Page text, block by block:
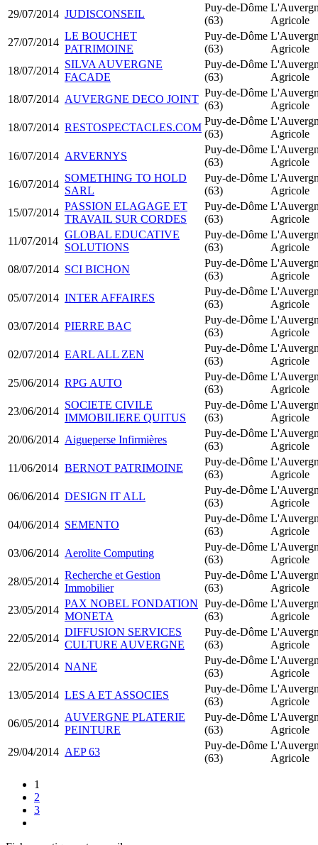
29/07/2014 JUDISCONSEIL
Puy-de-Dôme
(63)
Agricole
27/07/2014
LE BOUCHET
PATRIMOINE
Puy-de-Dôme
(63)
Agricole
18/07/2014
SILVA AUVERGNE
FACADE
Puy-de-Dôme
(63)
Agricole
18/07/2014 AUVERGNE DECO JOINT
Puy-de-Dôme
(63)
Agricole
18/07/2014 RESTOSPECTACLES.COM
Puy-de-Dôme
(63)
Agricole
16/07/2014 ARVERNYS
Puy-de-Dôme
(63)
Agricole
16/07/2014
SOMETHING TO HOLD
SARL
Puy-de-Dôme
(63)
Agricole
15/07/2014
PASSION ELAGAGE ET
TRAVAIL SUR CORDES
Puy-de-Dôme
(63)
Agricole
11/07/2014
GLOBAL EDUCATIVE
SOLUTIONS
Puy-de-Dôme
(63)
Agricole
08/07/2014 SCI BICHON
Puy-de-Dôme
(63)
Agricole
05/07/2014 INTER AFFAIRES
Puy-de-Dôme
(63)
Agricole
03/07/2014 PIERRE BAC
Puy-de-Dôme
(63)
Agricole
02/07/2014 EARL ALL ZEN
Puy-de-Dôme
(63)
Agricole
25/06/2014 RPG AUTO
Puy-de-Dôme
(63)
Agricole
23/06/2014
SOCIETE CIVILE
IMMOBILIERE QUITUS
Puy-de-Dôme
(63)
Agricole
20/06/2014 Aigueperse Infirmières
Puy-de-Dôme
(63)
Agricole
11/06/2014 BERNOT PATRIMOINE
Puy-de-Dôme
(63)
Agricole
06/06/2014 DESIGN IT ALL
Puy-de-Dôme
(63)
Agricole
04/06/2014 SEMENTO
Puy-de-Dôme
(63)
Agricole
03/06/2014 Aerolite Computing
Puy-de-Dôme
(63)
Agricole
28/05/2014
Recherche et Gestion
Immobilier
Puy-de-Dôme
(63)
Agricole
23/05/2014
PAX NOBEL FONDATION
MONETA
Puy-de-Dôme
(63)
Agricole
22/05/2014
DIFFUSION SERVICES
CULTURE AUVERGNE
Puy-de-Dôme
(63)
Agricole
22/05/2014 NANE
Puy-de-Dôme
(63)
Agricole
13/05/2014 LES A ET ASSOCIES
Puy-de-Dôme
(63)
Agricole
06/05/2014
AUVERGNE PLATERIE
PEINTURE
Puy-de-Dôme
(63)
Agricole
29/04/2014 AEP 63
Puy-de-Dôme
(63)
Agricole
1
2
3